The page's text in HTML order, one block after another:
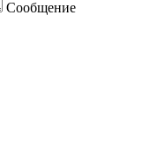
Сообщение